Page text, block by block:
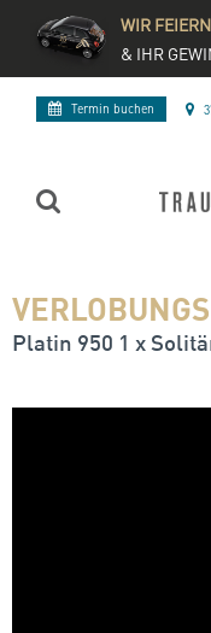
WIR
& IHR
Termin buchen
Platin 950 1 x